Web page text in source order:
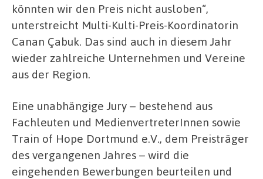
könnten wir den Preis nicht ausloben“,
unterstreicht Multi-Kulti-Preis-Koordinatorin
Canan Çabuk. Das sind auch in diesem Jahr
wieder zahlreiche Unternehmen und Vereine
aus der Region.
Eine unabhängige Jury – bestehend aus
Fachleuten und MedienvertreterInnen sowie
Train of Hope Dortmund e.V., dem Preisträger
des vergangenen Jahres – wird die
eingehenden Bewerbungen beurteilen und